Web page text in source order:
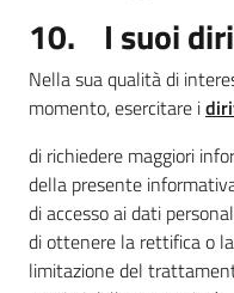
10. I suoi
Nella sua qualità di
momento, esercitare i
di richiedere maggiori
della presente
di accesso ai dati
di ottenere la rettifica o
limitazione del